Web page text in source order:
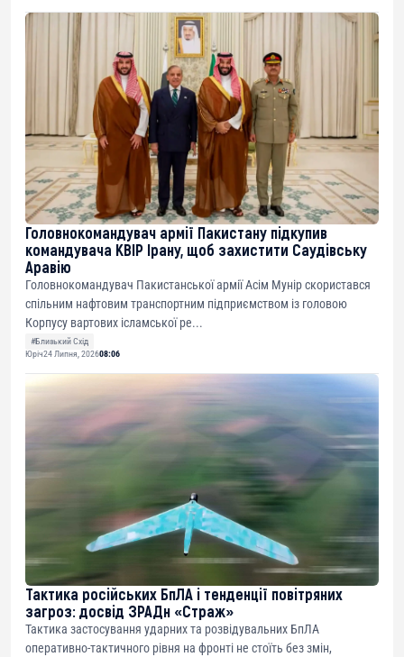
Головнокомандувач армії Пакистану підкупив
командувача КВІР Ірану, щоб захистити Саудівську
Аравію
Головнокомандувач Пакистанської армії Асім Мунір скористався
спільним нафтовим транспортним підприємством із головою
Корпусу вартових ісламської ре...
#Близький Схід
Юріч24 Липня, 202608:06
Тактика російських БпЛА і тенденції повітряних
загроз: досвід ЗРАДн «Страж»
Тактика застосування ударних та розвідувальних БпЛА
оперативно-тактичного рівня на фронті не стоїть без змін,